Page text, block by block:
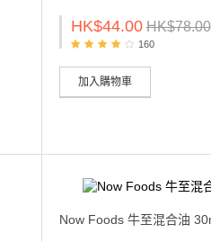
HK$44.00 HK$78.00
160
加入購物車
Now Foods 牛至混合油